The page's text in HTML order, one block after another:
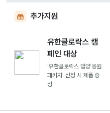
추가지원
유한클로락스 캠
페인 대상
'유한클로락스 입양 응원
패키지' 신청 시 제품 증
정